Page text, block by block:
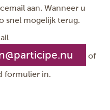
aan. Wanneer u
snel mogelijk terug.
of
formulier in.